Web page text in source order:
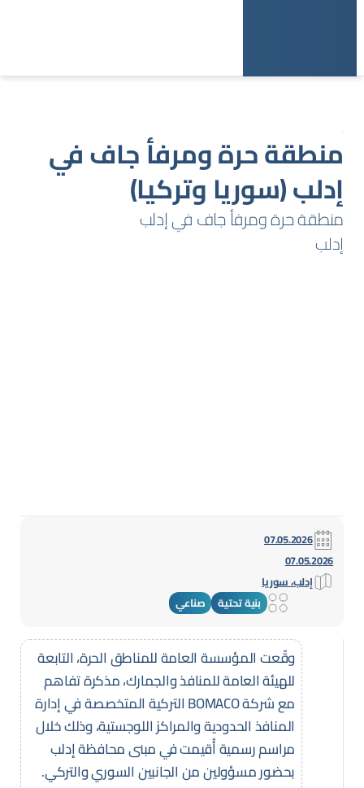
منطقة حرة ومرفأ جاف في
إدلب (سوريا وتركيا)
منطقة حرة ومرفأ جاف في إدلب
إدلب
07.05.2026
07.05.2026
إدلب، سوريا
صناعي
بنية تحتية
وقّعت المؤسسة العامة للمناطق الحرة، التابعة
للهيئة العامة للمنافذ والجمارك، مذكرة تفاهم
مع شركة BOMACO التركية المتخصصة في إدارة
المنافذ الحدودية والمراكز اللوجستية، وذلك خلال
مراسم رسمية أُقيمت في مبنى محافظة إدلب
بحضور مسؤولين من الجانبين السوري والتركي.